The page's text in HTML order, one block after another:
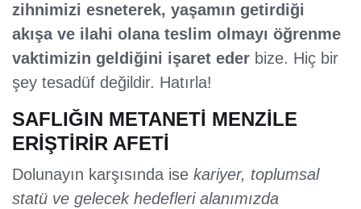
zihnimizi esneterek, yaşamın getirdiği
akışa ve ilahi olana teslim olmayı öğrenme
vaktimizin geldiğini işaret eder bize. Hiç bir
şey tesadüf değildir. Hatırla!
SAFLIĞIN METANETİ MENZİLE
ERİŞTİRİR AFETİ
Dolunayın karşısında ise kariyer, toplumsal
statü ve gelecek hedefleri alanımızda